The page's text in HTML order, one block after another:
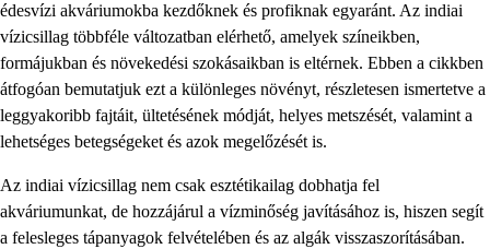
édesvízi akváriumokba kezdőknek és profiknak egyaránt. Az indiai
vízicsillag többféle változatban elérhető, amelyek színeikben,
formájukban és növekedési szokásaikban is eltérnek. Ebben a cikkben
átfogóan bemutatjuk ezt a különleges növényt, részletesen ismertetve a
leggyakoribb fajtáit, ültetésének módját, helyes metszését, valamint a
lehetséges betegségeket és azok megelőzését is.
Az indiai vízicsillag nem csak esztétikailag dobhatja fel
akváriumunkat, de hozzájárul a vízminőség javításához is, hiszen segít
a felesleges tápanyagok felvételében és az algák visszaszorításában.